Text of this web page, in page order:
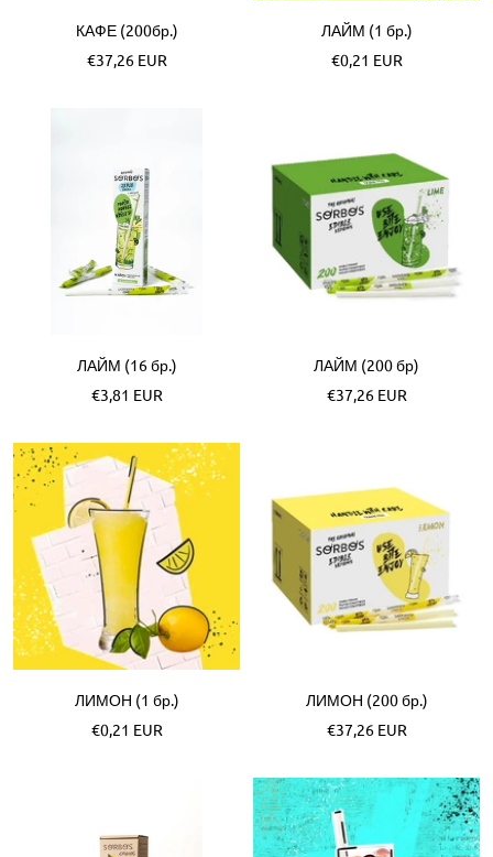
КАФЕ (200бр.)
Akční
€37,26 EUR
ЛАЙМ (1 бр.)
Akční
€0,21 EUR
ЛАЙМ (16 бр.)
Akční
€3,81 EUR
ЛАЙМ (200 бр)
Akční
€37,26 EUR
ЛИМОН (1 бр.)
Akční
€0,21 EUR
ЛИМОН (200 бр.)
Akční
€37,26 EUR